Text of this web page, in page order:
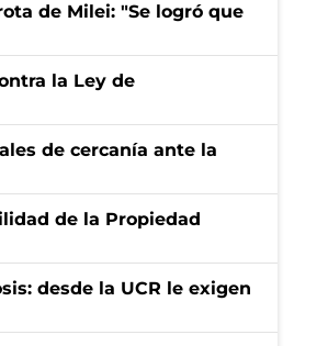
de Milei: "Se logró que
la Ley de
de cercanía ante la
de la Propiedad
desde la UCR le exigen